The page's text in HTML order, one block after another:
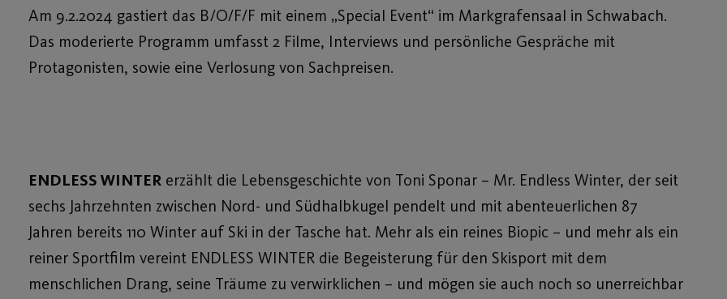
Am 9.2.2024 gastiert das B/O/F/F mit einem „Special Event“ im Markgrafensaal in Schwabach.
Das moderierte Programm umfasst 2 Filme, Interviews und persönliche Gespräche mit
Protagonisten, sowie eine Verlosung von Sachpreisen.
ENDLESS WINTER erzählt die Lebensgeschichte von Toni Sponar – Mr. Endless Winter, der seit
sechs Jahrzehnten zwischen Nord- und Südhalbkugel pendelt und mit abenteuerlichen 87
Jahren bereits 110 Winter auf Ski in der Tasche hat. Mehr als ein reines Biopic – und mehr als ein
reiner Sportfilm vereint ENDLESS WINTER die Begeisterung für den Skisport mit dem
menschlichen Drang, seine Träume zu verwirklichen – und mögen sie auch noch so unerreichbar